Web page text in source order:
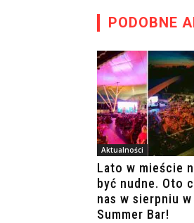
PODOBNE
Aktualności
Lato w mieście
być nudne. Oto
nas w sierpniu
Summer Bar!